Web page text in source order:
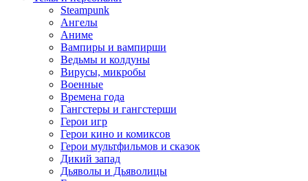
Steampunk
Ангелы
Аниме
Вампиры и вампирши
Ведьмы и колдуны
Вирусы, микробы
Военные
Времена года
Гангстеры и гангстерши
Герои игр
Герои кино и комиксов
Герои мультфильмов и сказок
Дикий запад
Дьяволы и Дьяволицы